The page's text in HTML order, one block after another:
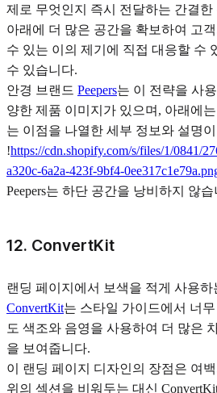
제로 무엇인지 즉시 전달하는 간결한
아래에 더 많은 공간을 확보하여 고
수 있는 이의 제기에 직접 대응할 수
수 있습니다.
안경 브랜드 Peepers는 이 전략을 사
양한 제품 이미지가 있으며, 아래에는
는 이점을 나열한 세부 정보와 설명
!https://cdn.shopify.com/s/files/1/0841/
a320c-6a2a-423f-9bf4-
Peepers는 하단 공간을 낭비하지 않습
12. ConvertKit
랜딩 페이지에서 보색을 적게 사용
ConvertKit는 스타일 가이드에서 너
도 색조와 음영을 사용하여 더 많은
을 보여줍니다.
이 랜딩 페이지 디자인의 장점은 여
위의 섹션을 비워두는 대신